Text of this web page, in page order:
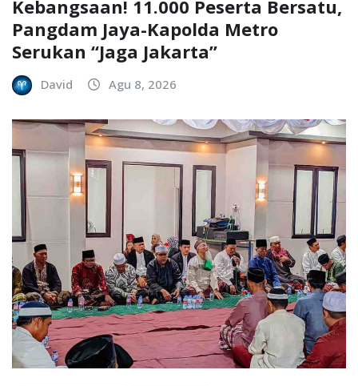
Kebangsaan! 11.000 Peserta Bersatu,
Pangdam Jaya-Kapolda Metro
Serukan “Jaga Jakarta”
David Agu 8, 2026